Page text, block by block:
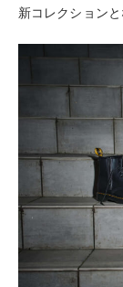
新コレクションと